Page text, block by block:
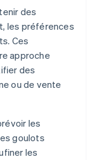
des
les préférences
Ces
approche
des
ou de vente
les
goulots
les